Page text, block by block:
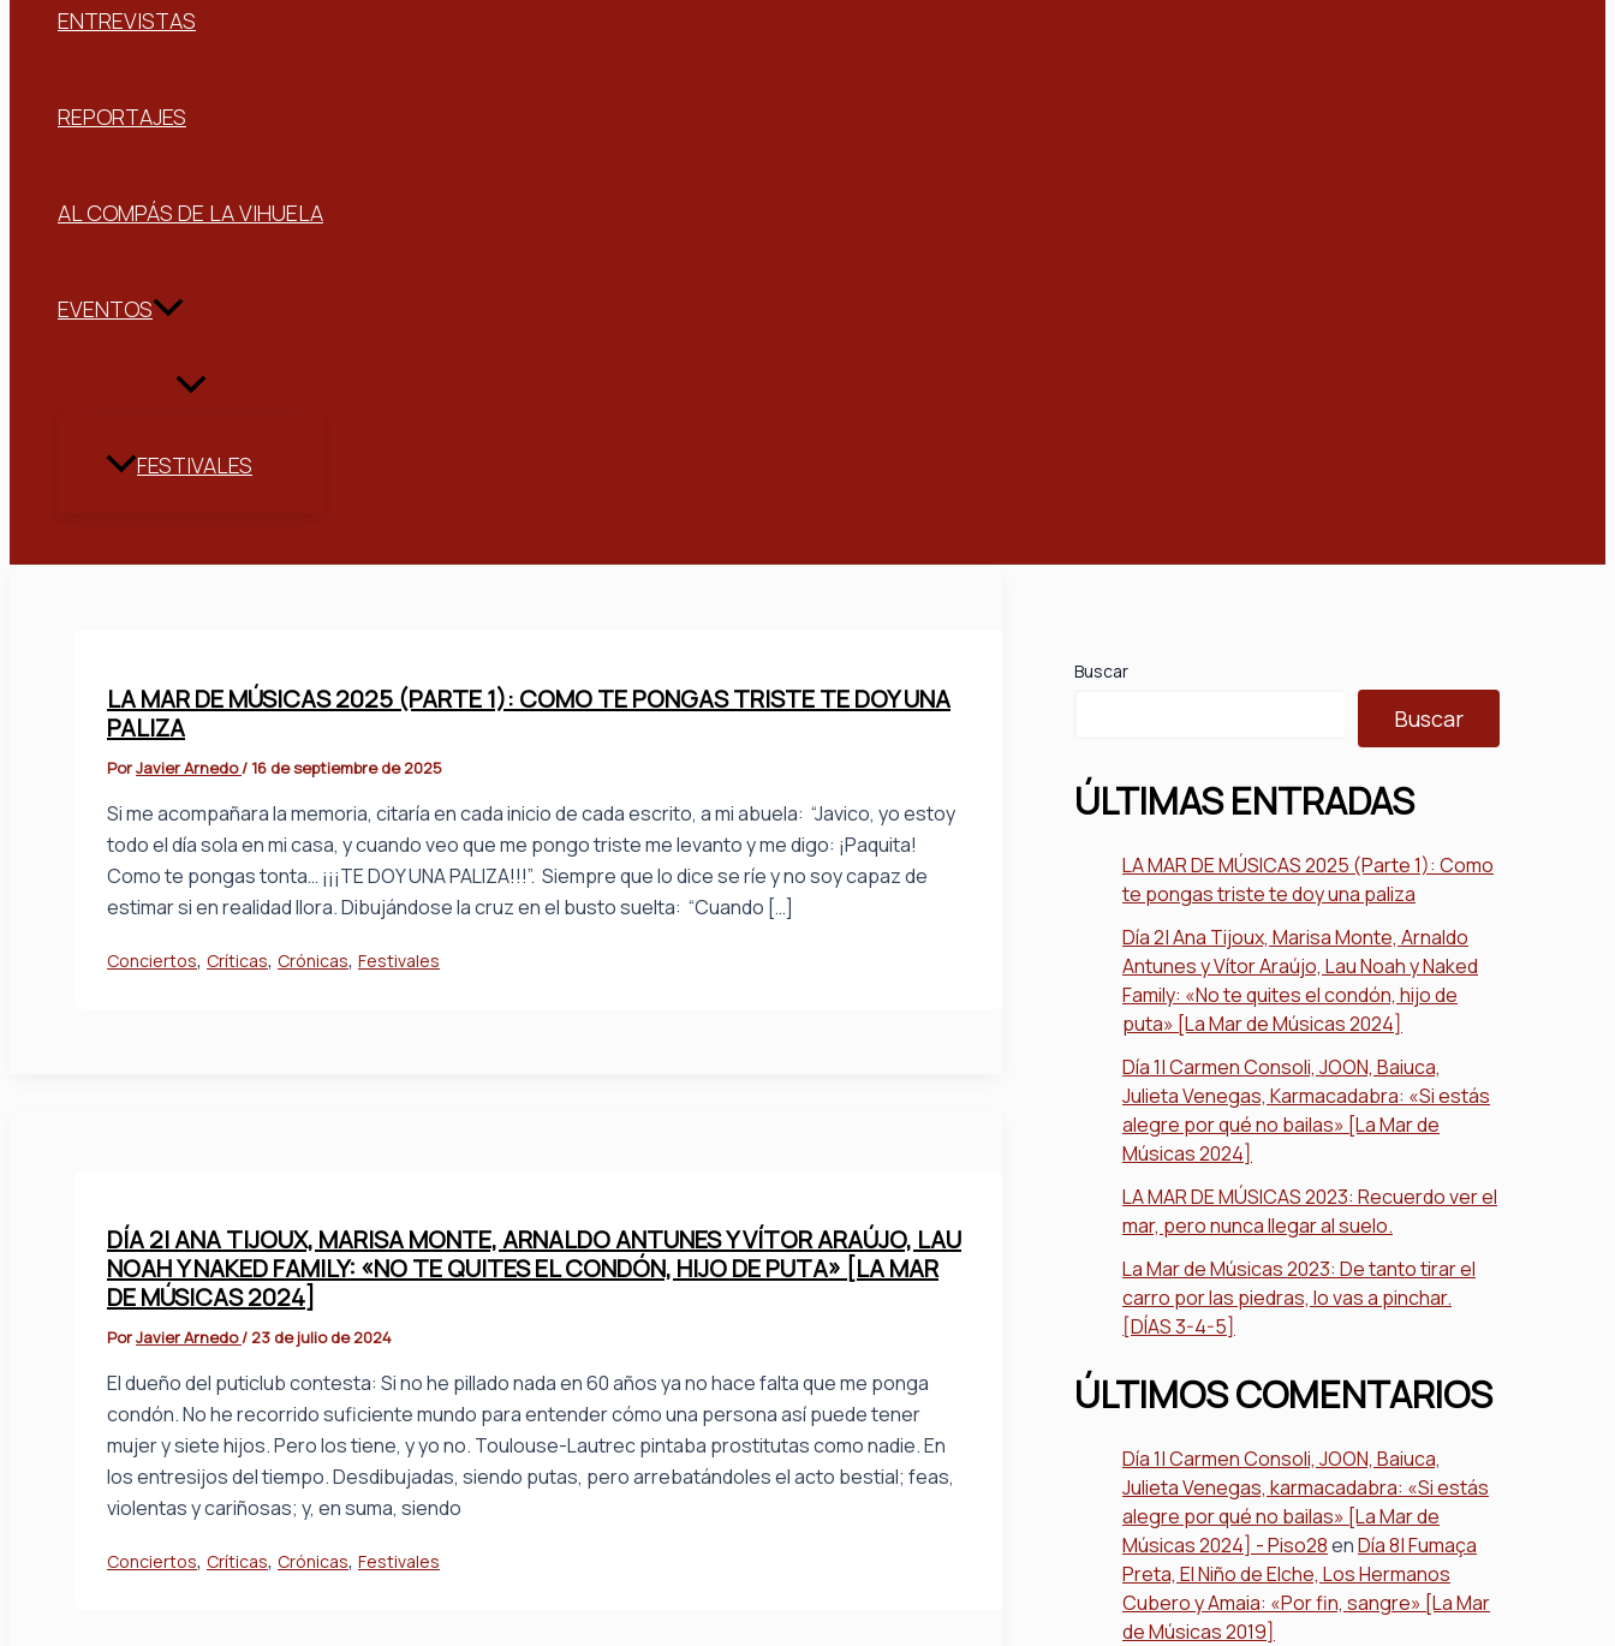
ENTREVISTAS
REPORTAJES
AL COMPÁS DE LA VIHUELA
EVENTOS
FESTIVALES
LA MAR DE MÚSICAS 2025 (PARTE 1): COMO TE PONGAS TRISTE TE DOY UNA
PALIZA
PorJavier Arnedo/ 16 de septiembre de 2025
Si me acompañara la memoria, citaría en cada inicio de cada escrito, a mi abuela: “Javico, yo estoy
todo el día sola en mi casa, y cuando veo que me pongo triste me levanto y me digo: ¡Paquita!
Como te pongas tonta… ¡¡¡TE DOY UNA PALIZA!!!”. Siempre que lo dice se ríe y no soy capaz de
estimar si en realidad llora. Dibujándose la cruz en el busto suelta: “Cuando […]
Conciertos, Críticas, Crónicas, Festivales
DÍA 2| ANA TIJOUX, MARISA MONTE, ARNALDO ANTUNES Y VÍTOR ARAÚJO, LAU
NOAH Y NAKED FAMILY: «NO TE QUITES EL CONDÓN, HIJO DE PUTA» [LA MAR
DE MÚSICAS 2024]
PorJavier Arnedo/ 23 de julio de 2024
El dueño del puticlub contesta: Si no he pillado nada en 60 años ya no hace falta que me ponga
condón. No he recorrido suficiente mundo para entender cómo una persona así puede tener
mujer y siete hijos. Pero los tiene, y yo no. Toulouse-Lautrec pintaba prostitutas como nadie. En
los entresijos del tiempo. Desdibujadas, siendo putas, pero arrebatándoles el acto bestial; feas,
violentas y cariñosas; y, en suma, siendo
Conciertos, Críticas, Crónicas, Festivales
Buscar
Buscar
ÚLTIMAS ENTRADAS
LA MAR DE MÚSICAS 2025 (Parte 1): Como
te pongas triste te doy una paliza
Día 2| Ana Tijoux, Marisa Monte, Arnaldo
Antunes y Vítor Araújo, Lau Noah y Naked
Family: «No te quites el condón, hijo de
puta» [La Mar de Músicas 2024]
Día 1| Carmen Consoli, JOON, Baiuca,
Julieta Venegas, Karmacadabra: «Si estás
alegre por qué no bailas» [La Mar de
Músicas 2024]
LA MAR DE MÚSICAS 2023: Recuerdo ver el
mar, pero nunca llegar al suelo.
La Mar de Músicas 2023: De tanto tirar el
carro por las piedras, lo vas a pinchar.
[DÍAS 3-4-5]
ÚLTIMOS COMENTARIOS
Día 1| Carmen Consoli, JOON, Baiuca,
Julieta Venegas, karmacadabra: «Si estás
alegre por qué no bailas» [La Mar de
Músicas 2024] - Piso28enDía 8| Fumaça
Preta, El Niño de Elche, Los Hermanos
Cubero y Amaia: «Por fin, sangre» [La Mar
de Músicas 2019]